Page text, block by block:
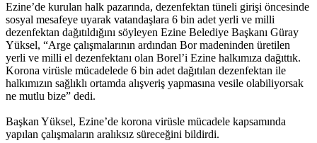
Ezine’de kurulan halk pazarında, dezenfektan tüneli girişi öncesinde
sosyal mesafeye uyarak vatandaşlara 6 bin adet yerli ve milli
dezenfektan dağıtıldığını söyleyen Ezine Belediye Başkanı Güray
Yüksel, “Arge çalışmalarının ardından Bor madeninden üretilen
yerli ve milli el dezenfektanı olan Borel’i Ezine halkımıza dağıttık.
Korona virüsle mücadelede 6 bin adet dağıtılan dezenfektan ile
halkımızın sağlıklı ortamda alışveriş yapmasına vesile olabiliyorsak
ne mutlu bize” dedi.
Başkan Yüksel, Ezine’de korona virüsle mücadele kapsamında
yapılan çalışmaların aralıksız süreceğini bildirdi.